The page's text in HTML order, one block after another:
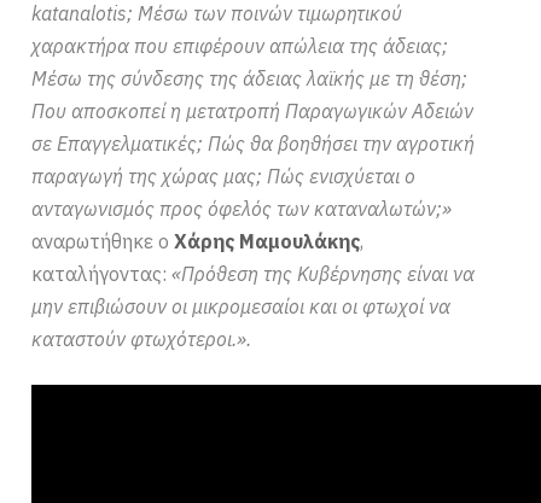
katanalotis; Μέσω των ποινών τιμωρητικού
χαρακτήρα που επιφέρουν απώλεια της άδειας;
Μέσω της σύνδεσης της άδειας λαϊκής με τη θέση;
Που αποσκοπεί η μετατροπή Παραγωγικών Αδειών
σε Επαγγελματικές; Πώς θα βοηθήσει την αγροτική
παραγωγή της χώρας μας; Πώς ενισχύεται ο
ανταγωνισμός προς όφελός των καταναλωτών;»
αναρωτήθηκε οΧάρης Μαμουλάκης,
καταλήγοντας:«Πρόθεση της Κυβέρνησης είναι να
μην επιβιώσουν οι μικρομεσαίοι και οι φτωχοί να
καταστούν φτωχότεροι.».